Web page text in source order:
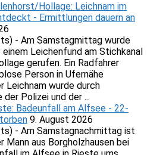
Hollage: Leichnam im
- Ermittlungen dauern an
- Am Samstagmittag wurde
Leichenfund am Stichkanal
gerufen. Ein Radfahrer
Person in Ufernähe
Leichnam wurde durch
Polizei und der ...
Badeunfall am Alfsee - 22-
9. August 2026
- Am Samstagnachmittag ist
Mann aus Borgholzhausen bei